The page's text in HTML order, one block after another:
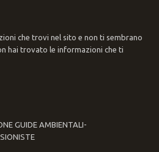
che trovi nel sito e non ti sembrano
hai trovato le informazioni che ti
GUIDE AMBIENTALI-